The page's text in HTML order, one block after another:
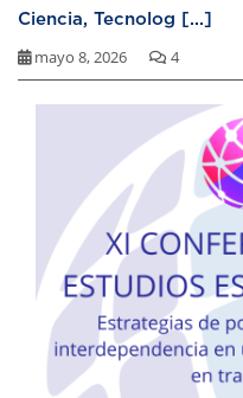
Ciencia, Tecnolog [...]
mayo 8, 2026 4